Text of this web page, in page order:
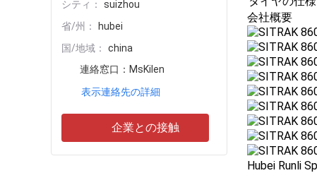
シティ：
suizhou
省/州：
hubei
国/地域：
china
連絡窓口： MsKilen
表示連絡先の詳細
企業との接触
会社概要
Hubei Runli